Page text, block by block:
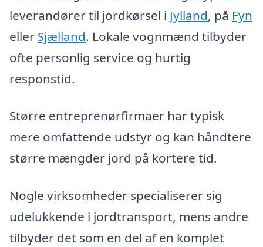
leverandører til jordkørsel i Jylland, på Fyn
eller Sjælland. Lokale vognmænd tilbyder
ofte personlig service og hurtig
responstid.
Større entreprenørfirmaer har typisk
mere omfattende udstyr og kan håndtere
større mængder jord på kortere tid.
Nogle virksomheder specialiserer sig
udelukkende i jordtransport, mens andre
tilbyder det som en del af en komplet